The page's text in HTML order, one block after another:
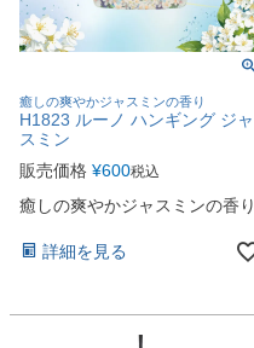
癒しの爽やかジャスミンの香り
H1823 ルーノ ハンギング ジャ
スミン
販売価格 ¥600税込
癒しの爽やかジャスミンの香り
詳細を見る